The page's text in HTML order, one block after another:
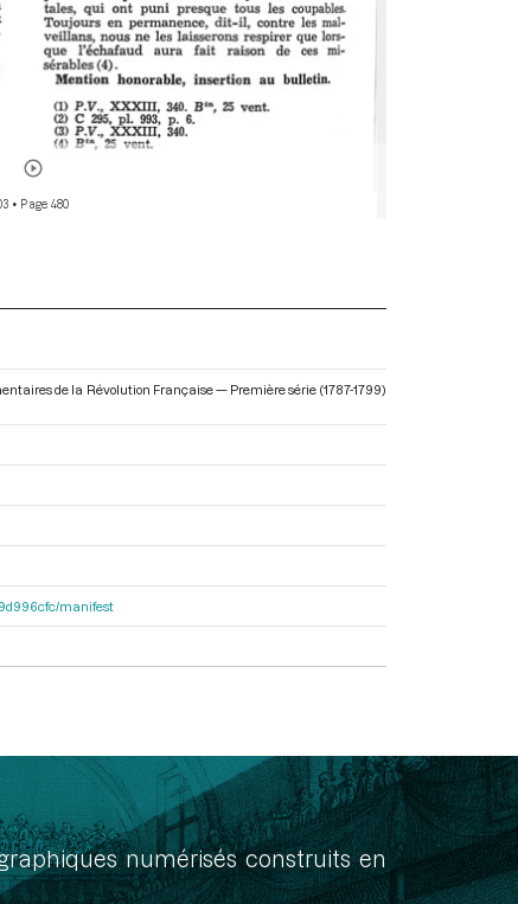
• Page 480
de la Révolution Française — Première série (1787-1799)
manifest
numérisés construits en